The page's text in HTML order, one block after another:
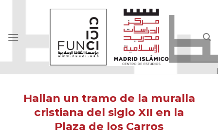
Hallan un tramo de la muralla
cristiana del siglo XII en la
Plaza de los Carros